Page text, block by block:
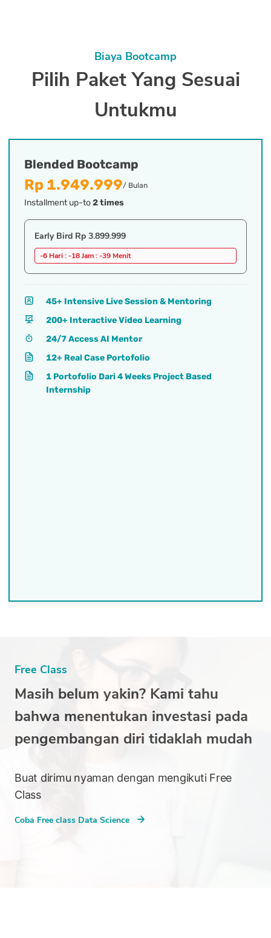
Biaya Bootcamp
Pilih Paket Yang Sesuai
Untukmu
Blended Bootcamp
Rp 1.949.999/ Bulan
Installment up-to2times
Early Bird Rp 3.899.999
-6 Hari :-18Jam :-39 Menit
45+ Intensive Live Session & Mentoring
200+ Interactive Video Learning
24/7 Access AI Mentor
12+ Real Case Portofolio
1 Portofolio Dari 4 Weeks Project Based
Internship
Free Class
Masih belum yakin? Kami tahu
bahwa menentukan investasi pada
pengembangan diri tidaklah mudah
Buat dirimu nyaman dengan mengikuti Free
Class
Coba Free class Data Science